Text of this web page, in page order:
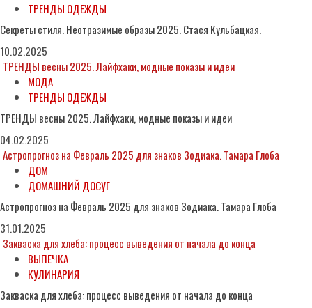
ТРЕНДЫ ОДЕЖДЫ
Секреты стиля. Неотразимые образы 2025. Стася Кульбацкая.
10.02.2025
ТРЕНДЫ весны 2025. Лайфхаки, модные показы и идеи
МОДА
ТРЕНДЫ ОДЕЖДЫ
ТРЕНДЫ весны 2025. Лайфхаки, модные показы и идеи
04.02.2025
Астропрогноз на Февраль 2025 для знаков Зодиака. Тамара Глоба
ДОМ
ДОМАШНИЙ ДОСУГ
Астропрогноз на Февраль 2025 для знаков Зодиака. Тамара Глоба
31.01.2025
Закваска для хлеба: процесс выведения от начала до конца
ВЫПЕЧКА
КУЛИНАРИЯ
Закваска для хлеба: процесс выведения от начала до конца